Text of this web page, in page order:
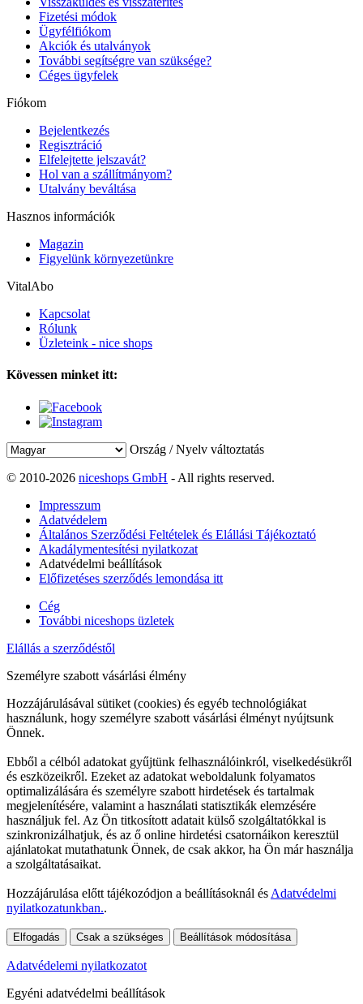
Fizetési módok
Ügyfélfiókom
Akciók és utalványok
További segítségre van szüksége?
Céges ügyfelek
Fiókom
Bejelentkezés
Regisztráció
Elfelejtette jelszavát?
Hol van a szállítmányom?
Utalvány beváltása
Hasznos információk
Magazin
Figyelünk környezetünkre
VitalAbo
Kapcsolat
Rólunk
Üzleteink - nice shops
Kövessen minket itt:
Ország / Nyelv változtatás
© 2010-2026 niceshops GmbH - All rights reserved.
Impresszum
Adatvédelem
Általános Szerződési Feltételek és Elállási Tájékoztató
Akadálymentesítési nyilatkozat
Adatvédelmi beállítások
Előfizetéses szerződés lemondása itt
Cég
További niceshops üzletek
Elállás a szerződéstől
Személyre szabott vásárlási élmény
Hozzájárulásával sütiket (cookies) és egyéb technológiákat
használunk, hogy személyre szabott vásárlási élményt nyújtsunk
Önnek.
Ebből a célból adatokat gyűjtünk felhasználóinkról, viselkedésükről
és eszközeikről. Ezeket az adatokat weboldalunk folyamatos
optimalizálására és személyre szabott hirdetések és tartalmak
megjelenítésére, valamint a használati statisztikák elemzésére
használjuk fel. Az Ön titkosított adatait külső szolgáltatókkal is
szinkronizálhatjuk, és az ő online hirdetési csatornáikon keresztül
ajánlatokat mutathatunk Önnek, de csak akkor, ha Ön már használja
a szolgáltatásaikat.
Hozzájárulása előtt tájékozódjon a beállításoknál és Adatvédelmi
nyilatkozatunkban..
Elfogadás Csak a szükséges Beállítások módosítása
Adatvédelemi nyilatkozatot
Egyéni adatvédelmi beállítások